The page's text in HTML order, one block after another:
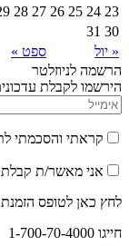
26
27
28
29
ספט »
עדכונים
והסכמתי לתנאים
ת קבלת עדכונים
הזמנת מנוי